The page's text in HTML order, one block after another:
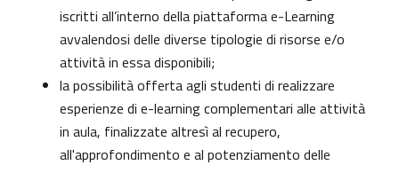
iscritti all’interno della piattaforma e-Learning
avvalendosi delle diverse tipologie di risorse e/o
attività in essa disponibili;
la possibilità offerta agli studenti di realizzare
esperienze di e-learning complementari alle attività
in aula, finalizzate altresì al recupero,
all'approfondimento e al potenziamento delle